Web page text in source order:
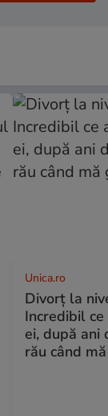
Unica.ro
Divorț la
Incredibil
ei, după ani
rău când